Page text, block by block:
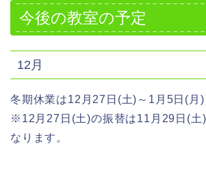
今後の教室の予定
12月
冬期休業は12月27日(土)～1月5日(月)
※12月27日(土)の振替は11月29日(土)
なります。